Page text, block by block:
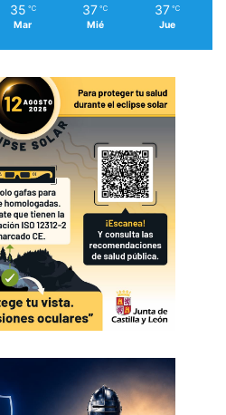
35 ℃
Mar
37 ℃
Mié
37 ℃
Jue